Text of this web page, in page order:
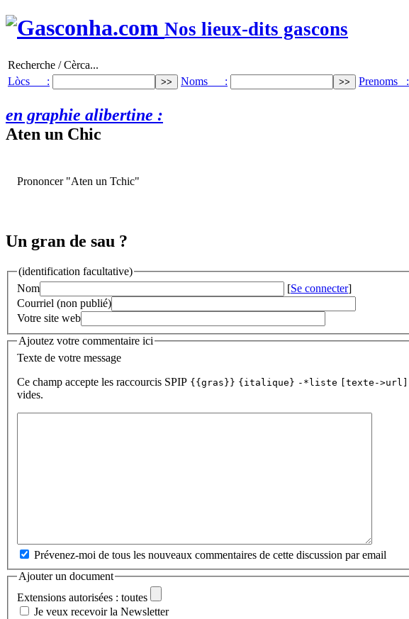
Nos lieux-dits gascons
Recherche / Cèrca...
Lòcs :
Noms : Prenoms :
en graphie alibertine :
Aten un Chic
Prononcer "Aten un Tchic"
Un gran de sau ?
(identification facultative)
Nom
[Se connecter]
Courriel (non publié)
Votre site web
Ajoutez votre commentaire ici
Texte de votre message
Ce champ accepte les raccourcis SPIP {{gras}} {italique} -*liste [texte->url]
vides.
Prévenez-moi de tous les nouveaux commentaires de cette discussion par email
Ajouter un document
Extensions autorisées : toutes
Je veux recevoir la Newsletter